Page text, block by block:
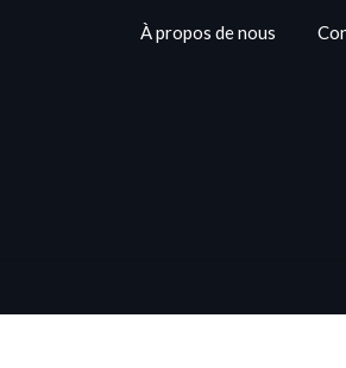
À propos de nous